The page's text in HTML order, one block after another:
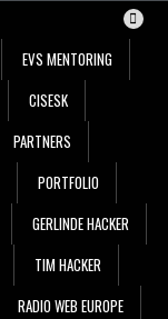
EVS MENTORING
CISESK
PARTNERS
PORTFOLIO
GERLINDE HACKER
TIM HACKER
RADIO WEB EUROPE